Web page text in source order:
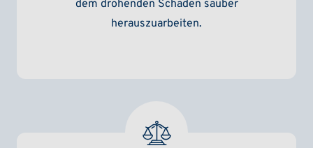
dem drohenden Schaden sauber
herauszuarbeiten.